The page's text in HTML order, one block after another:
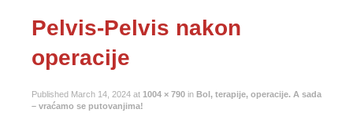
Pelvis-Pelvis nakon
operacije
Published March 14, 2024 at 1004 × 790 in Bol, terapije, operacije. A sada
– vraćamo se putovanjima!